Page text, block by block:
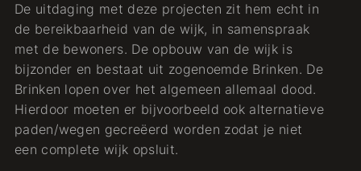
De uitdaging met deze projecten zit hem echt in
de bereikbaarheid van de wijk, in samenspraak
met de bewoners. De opbouw van de wijk is
bijzonder en bestaat uit zogenoemde Brinken. De
Brinken lopen over het algemeen allemaal dood.
Hierdoor moeten er bijvoorbeeld ook alternatieve
paden/wegen gecreëerd worden zodat je niet
een complete wijk opsluit.